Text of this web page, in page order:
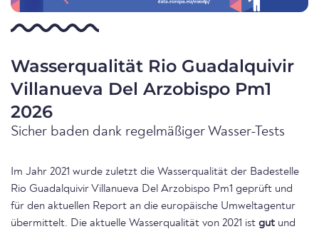
Wasserqualität Rio Guadalquivir
Villanueva Del Arzobispo Pm1
2026
Sicher baden dank regelmäßiger Wasser-Tests
Im Jahr 2021 wurde zuletzt die Wasserqualität der Badestelle
Rio Guadalquivir Villanueva Del Arzobispo Pm1 geprüft und
für den aktuellen Report an die europäische Umweltagentur
übermittelt. Die aktuelle Wasserqualität von 2021 ist gut und